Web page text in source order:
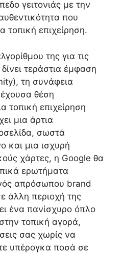
γειτονιάς με την
που
τοπική επιχείρηση.
της για τις
τεράστια έμφαση
τη συνάφεια
θέση
τοπική επιχείρηση
μια άρτια
σωστά
και μια ισχυρή
χάρτες, η Google θα
ερωτήματα
απρόσωπου brand
άλλη περιοχή της
ένα πανίσχυρο όπλο
τοπική αγορά,
σας χωρίς να
υπέρογκα ποσά σε